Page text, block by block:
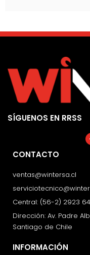
SÍGUENOS EN RRSS
CONTACTO
ventas@wintersa.cl
Central: (56-2) 2923
Dirección: Av. Padre
Santiago de Chile
INFORMACIÓN